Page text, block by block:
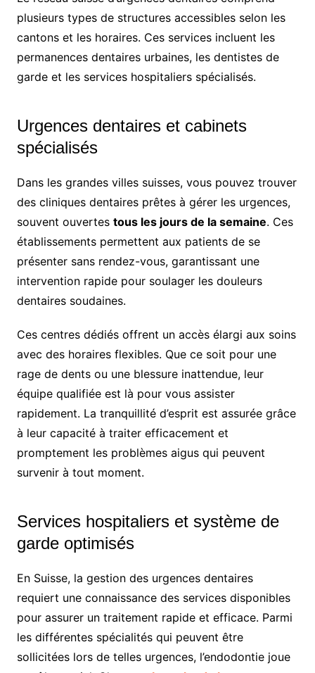
plusieurs types de structures accessibles selon les
cantons et les horaires. Ces services incluent les
permanences dentaires urbaines, les dentistes de
garde et les services hospitaliers spécialisés.
Urgences dentaires et cabinets
spécialisés
Dans les grandes villes suisses, vous pouvez trouver
des cliniques dentaires prêtes à gérer les urgences,
souvent ouvertes tous les jours de la semaine. Ces
établissements permettent aux patients de se
présenter sans rendez-vous, garantissant une
intervention rapide pour soulager les douleurs
dentaires soudaines.
Ces centres dédiés offrent un accès élargi aux soins
avec des horaires flexibles. Que ce soit pour une
rage de dents ou une blessure inattendue, leur
équipe qualifiée est là pour vous assister
rapidement. La tranquillité d’esprit est assurée grâce
à leur capacité à traiter efficacement et
promptement les problèmes aigus qui peuvent
survenir à tout moment.
Services hospitaliers et système de
garde optimisés
En Suisse, la gestion des urgences dentaires
requiert une connaissance des services disponibles
pour assurer un traitement rapide et efficace. Parmi
les différentes spécialités qui peuvent être
sollicitées lors de telles urgences, l’endodontie joue